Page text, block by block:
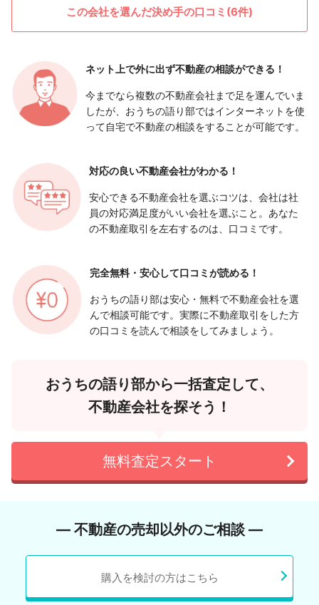
この会社を選んだ決め手の口コミ(6件)
ネット上で外に出ず不動産の相談ができる！
今までなら複数の不動産会社まで足を運んでいま
したが、おうちの語り部ではインターネットを使
って自宅で不動産の相談をすることが可能です。
対応の良い不動産会社がわかる！
安心できる不動産会社を選ぶコツは、会社は社
員の対応満足度がいい会社を選ぶこと。あなた
の不動産取引を左右するのは、口コミです。
完全無料・安心して口コミが読める！
おうちの語り部は安心・無料で不動産会社を選
んで相談可能です。実際に不動産取引をした方
の口コミを読んで相談をしてみましょう。
おうちの語り部から一括査定して、
不動産会社を探そう！
無料査定スタート
― 不動産の売却以外のご相談 ―
購入を検討の方はこちら